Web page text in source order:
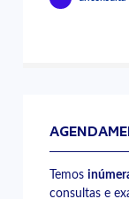
Temos
consultas e